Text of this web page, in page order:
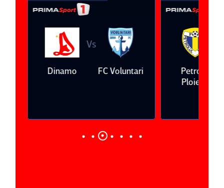
Dinamo
Vs
FC Voluntari
Petrolul
Ploieşti